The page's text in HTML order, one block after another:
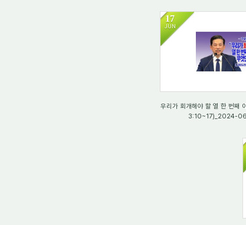
17
JUN
2845
우리가 회개해야 할 열 한 번째
3:10~17)_2024-